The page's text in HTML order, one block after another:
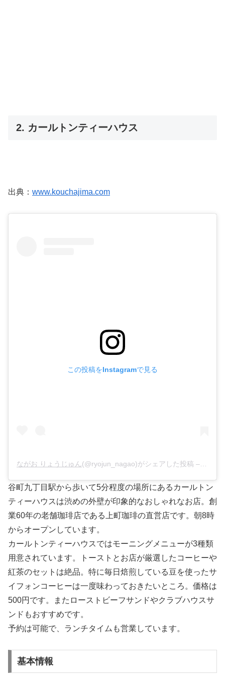
2. カールトンティーハウス
出典： www.kouchajima.com
この投稿をInstagramで見る
ながお りょうじゅん(@ryojun_nagao)がシェアした投稿 –
谷町九丁目駅から歩いて5分程度の場所にあるカールトン
ティーハウスは渋めの外壁が印象的なおしゃれなお店。創
業60年の老舗珈琲店である上町珈琲の直営店です。朝8時
からオープンしています。
カールトンティーハウスではモーニングメニューが3種類
用意されています。トーストとお店が厳選したコーヒーや
紅茶のセットは絶品。特に毎日焙煎している豆を使ったサ
イフォンコーヒーは一度味わっておきたいところ。価格は
500円です。またローストビーフサンドやクラブハウスサ
ンドもおすすめです。
予約は可能で、ランチタイムも営業しています。
基本情報